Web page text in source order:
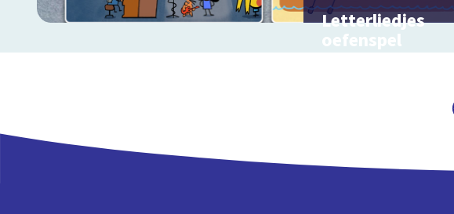
Letterliedjes
oefenspel
Oefen met de